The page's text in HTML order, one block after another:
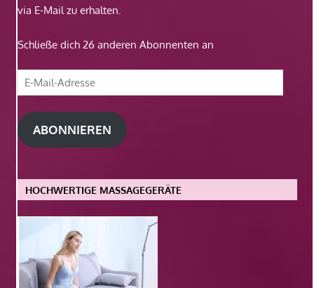
via E-Mail zu erhalten.
Schließe dich 26 anderen Abonnenten an
E-
Mail-
Adresse
ABONNIEREN
HOCHWERTIGE MASSAGEGERÄTE